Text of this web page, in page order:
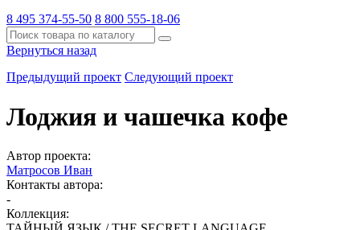
8 495 374-55-50 8 800 555-18-06
Вернуться назад
Предыдущий проект Следующий проект
Лоджия и чашечка кофе
Автор проекта:
Матросов Иван
Контакты автора:
-
Коллекция: